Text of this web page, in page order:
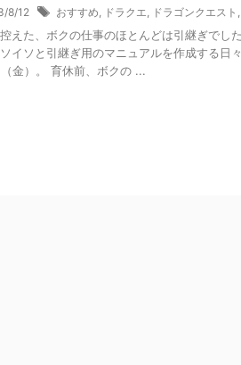
8/12 おすすめ, ドラクエ, ドラゴンクエスト ,
えた、ボクの仕事のほとんどは引継ぎでし
イソと引継ぎ用のマニュアルを作成する
（金）。 育休前、ボクの ...